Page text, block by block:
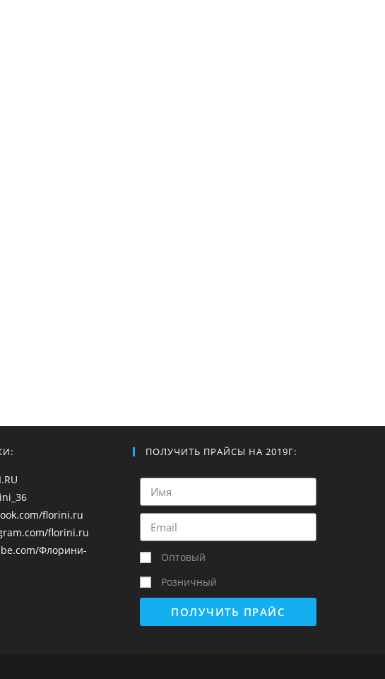
florini.ru
florini.ru
Флорини-
ПОЛУЧИТЬ ПРАЙСЫ НА 2019Г:
Оптовый
Розничный
ПОЛУЧИТЬ ПРАЙС